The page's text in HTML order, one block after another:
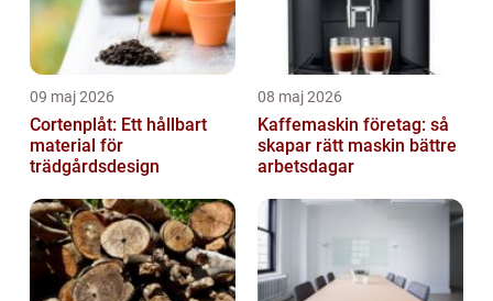
09 maj 2026
Cortenplåt: Ett hållbart
material för
trädgårdsdesign
08 maj 2026
Kaffemaskin företag: så
skapar rätt maskin bättre
arbetsdagar